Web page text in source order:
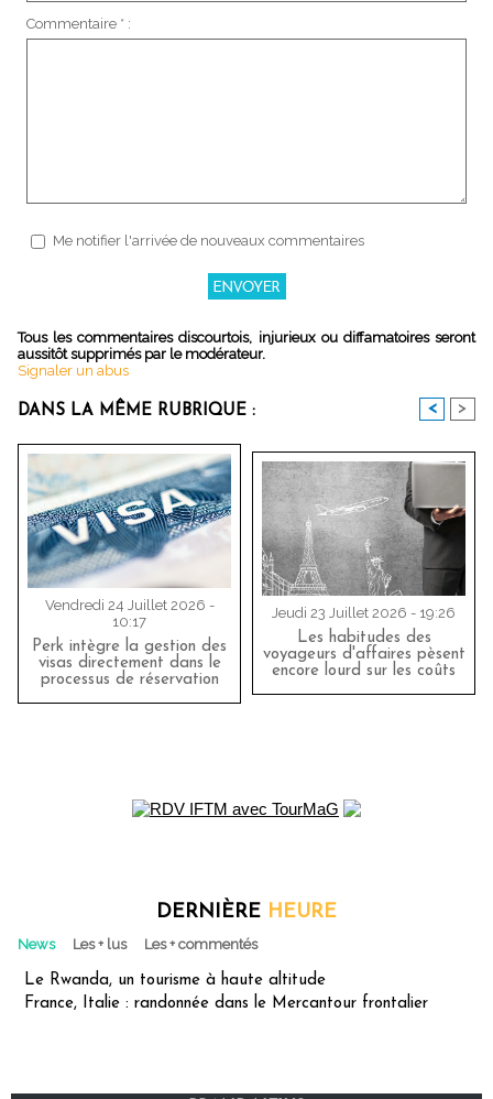
Commentaire * :
Me notifier l'arrivée de nouveaux commentaires
Tous les commentaires discourtois, injurieux ou diffamatoires seront
aussitôt supprimés par le modérateur.
Signaler un abus
DANS LA MÊME RUBRIQUE : < >
Vendredi 24 Juillet 2026 -
10:17
Perk intègre la gestion des
visas directement dans le
processus de réservation
Jeudi 23 Juillet 2026 - 19:26
Les habitudes des
voyageurs d'affaires pèsent
encore lourd sur les coûts
DERNIÈRE HEURE
News Les + lus Les + commentés
Le Rwanda, un tourisme à haute altitude
France, Italie : randonnée dans le Mercantour frontalier